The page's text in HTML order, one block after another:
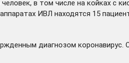
в том числе на койках с
ИВЛ находятся 15
диагнозом коронавирус.